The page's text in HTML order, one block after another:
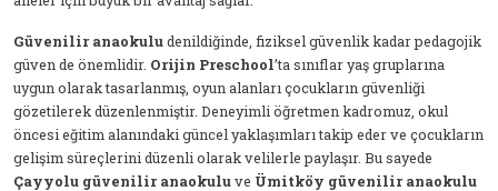
Güvenilir anaokuludenildiğinde, fiziksel güvenlik kadar pedagojik
güven de önemlidir. Orijin Preschool’ta sınıflar yaş gruplarına
uygun olarak tasarlanmış, oyun alanları çocukların güvenliği
gözetilerek düzenlenmiştir. Deneyimli öğretmen kadromuz, okul
öncesi eğitim alanındaki güncel yaklaşımları takip eder ve çocukların
gelişim süreçlerini düzenli olarak velilerle paylaşır. Bu sayede
Çayyolu güvenilir anaokuluve Ümitköy güvenilir anaokulu